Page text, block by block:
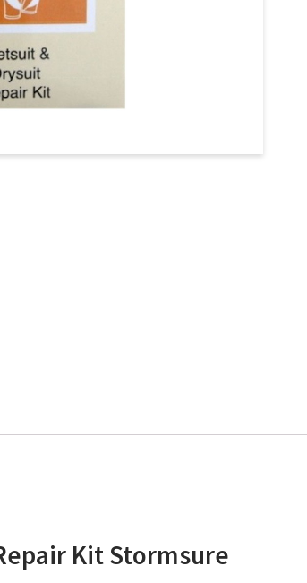
Kit Stormsure